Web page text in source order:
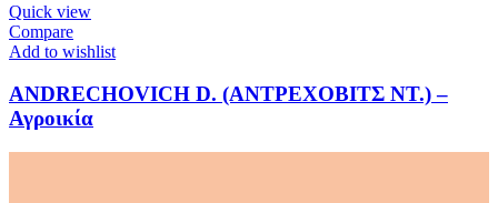
Quick view
Compare
Add to wishlist
ANDRECHOVICH D. (ΑΝΤΡΕΧΟΒΙΤΣ ΝΤ.) –
Αγροικία